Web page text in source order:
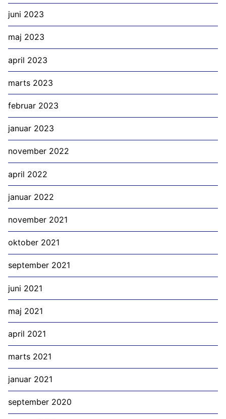
juni 2023
maj 2023
april 2023
marts 2023
februar 2023
januar 2023
november 2022
april 2022
januar 2022
november 2021
oktober 2021
september 2021
juni 2021
maj 2021
april 2021
marts 2021
januar 2021
september 2020